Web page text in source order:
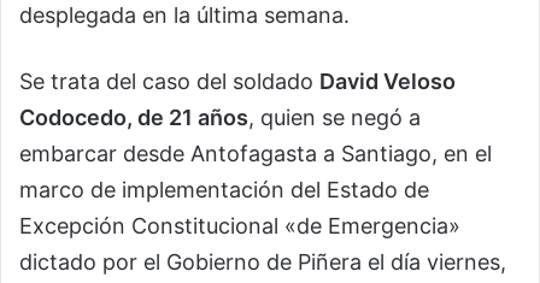
desplegada en la última semana.
Se trata del caso del soldado David Veloso
Codocedo, de 21 años, quien se negó a
embarcar desde Antofagasta a Santiago, en el
marco de implementación del Estado de
Excepción Constitucional «de Emergencia»
dictado por el Gobierno de Piñera el día viernes,